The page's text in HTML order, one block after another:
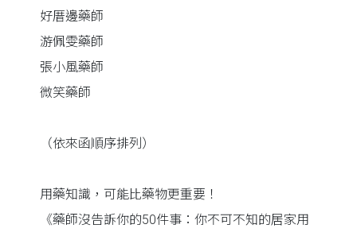
好厝邊藥師
游佩雯藥師
張小風藥師
微笑藥師
（依來函順序排列）
用藥知識，可能比藥物更重要！
《藥師沒告訴你的50件事：你不可不知的居家用